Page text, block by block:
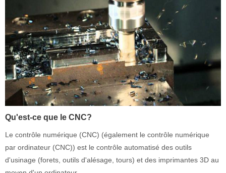
Qu'est-ce que le CNC?
Le contrôle numérique (CNC) (également le contrôle numérique
par ordinateur (CNC)) est le contrôle automatisé des outils
d'usinage (forets, outils d'alésage, tours) et des imprimantes 3D au